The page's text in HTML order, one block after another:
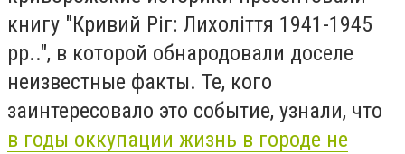
книгу "Кривий Ріг: Лихоліття 1941-1945
рр..", в которой обнародовали доселе
неизвестные факты. Те, кого
заинтересовало это событие, узнали, что
в годы оккупации жизнь в городе не